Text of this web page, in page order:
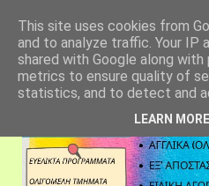
This site uses cookies from
and to analyze traffic. Your IP
shared with Google along
metrics to ensure quality of
statistics, and to detect and
LEARN MORE